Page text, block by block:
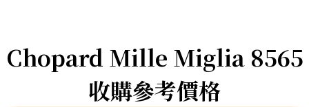
Chopard Mille Miglia 8565
收購參考價格